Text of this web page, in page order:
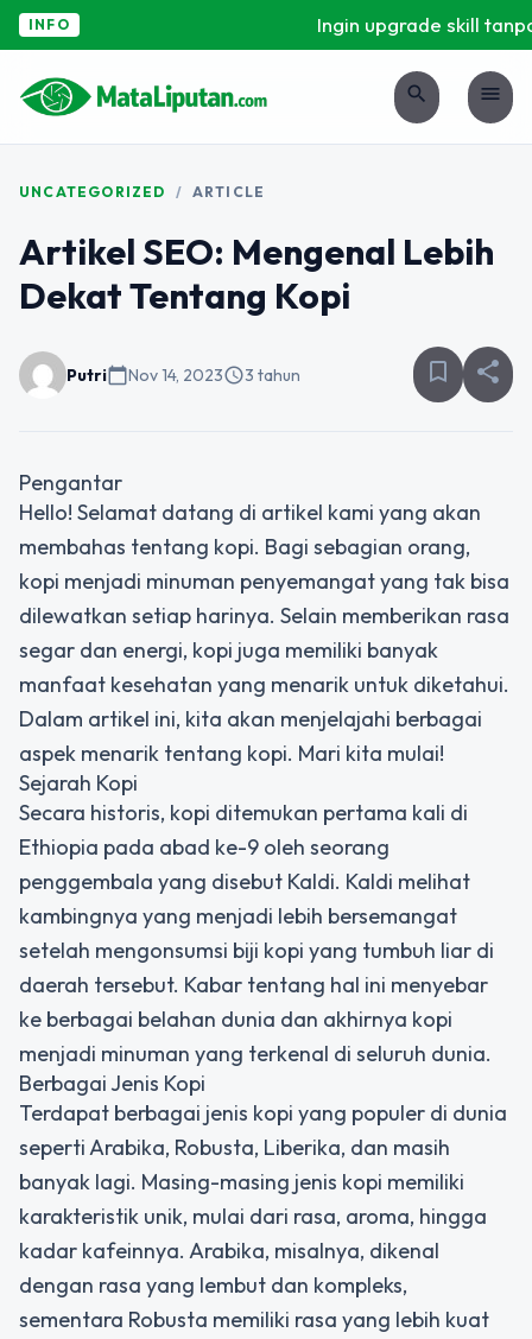
INFO Ingin upgrade skill
search menu
UNCATEGORIZED / ARTICLE
Artikel SEO: Mengenal Lebih
Dekat Tentang Kopi
Putricalendar_todayNov 14, 2023schedule3 tahun bookmark_border share
Pengantar
Hello! Selamat datang di artikel kami yang akan
membahas tentang kopi. Bagi sebagian orang,
kopi menjadi minuman penyemangat yang tak bisa
dilewatkan setiap harinya. Selain memberikan rasa
segar dan energi, kopi juga memiliki banyak
manfaat kesehatan yang menarik untuk diketahui.
Dalam artikel ini, kita akan menjelajahi berbagai
aspek menarik tentang kopi. Mari kita mulai!
Sejarah Kopi
Secara historis, kopi ditemukan pertama kali di
Ethiopia pada abad ke-9 oleh seorang
penggembala yang disebut Kaldi. Kaldi melihat
kambingnya yang menjadi lebih bersemangat
setelah mengonsumsi biji kopi yang tumbuh liar di
daerah tersebut. Kabar tentang hal ini menyebar
ke berbagai belahan dunia dan akhirnya kopi
menjadi minuman yang terkenal di seluruh dunia.
Berbagai Jenis Kopi
Terdapat berbagai jenis kopi yang populer di dunia
seperti Arabika, Robusta, Liberika, dan masih
banyak lagi. Masing-masing jenis kopi memiliki
karakteristik unik, mulai dari rasa, aroma, hingga
kadar kafeinnya. Arabika, misalnya, dikenal
dengan rasa yang lembut dan kompleks,
sementara Robusta memiliki rasa yang lebih kuat